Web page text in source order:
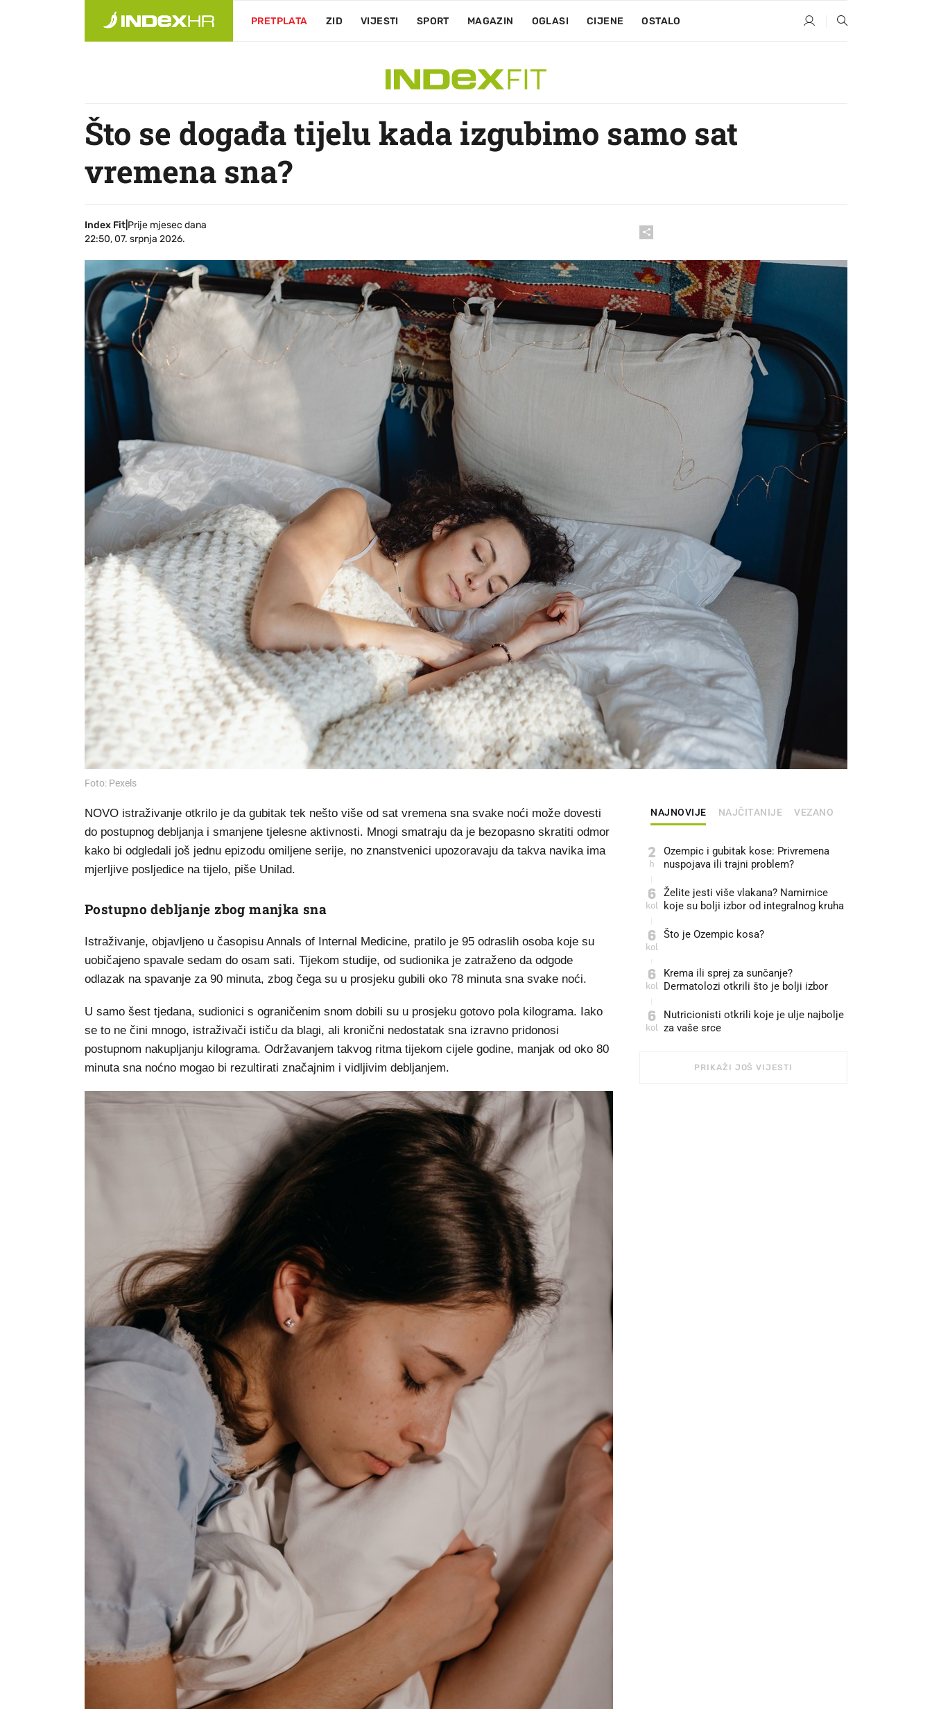
PRETPLATA ZID VIJESTI SPORT MAGAZIN OGLASI CIJENE OSTALO
Što se događa tijelu kada izgubimo samo sat
vremena sna?
Index Fit
Prije mjesec dana
22:50, 07. srpnja 2026.
Foto: Pexels
NOVO istraživanje otkrilo je da gubitak tek nešto više od sat vremena sna svake noći može dovesti
do postupnog debljanja i smanjene tjelesne aktivnosti. Mnogi smatraju da je bezopasno skratiti odmor
kako bi odgledali još jednu epizodu omiljene serije, no znanstvenici upozoravaju da takva navika ima
mjerljive posljedice na tijelo, piše Unilad.
Postupno debljanje zbog manjka sna
Istraživanje, objavljeno u časopisu Annals of Internal Medicine, pratilo je 95 odraslih osoba koje su
uobičajeno spavale sedam do osam sati. Tijekom studije, od sudionika je zatraženo da odgode
odlazak na spavanje za 90 minuta, zbog čega su u prosjeku gubili oko 78 minuta sna svake noći.
U samo šest tjedana, sudionici s ograničenim snom dobili su u prosjeku gotovo pola kilograma. Iako
se to ne čini mnogo, istraživači ističu da blagi, ali kronični nedostatak sna izravno pridonosi
postupnom nakupljanju kilograma. Održavanjem takvog ritma tijekom cijele godine, manjak od oko 80
minuta sna noćno mogao bi rezultirati značajnim i vidljivim debljanjem.
NAJNOVIJE NAJČITANIJE VEZANO
2
h
Ozempic i gubitak kose: Privremena
nuspojava ili trajni problem?
6
kol
Želite jesti više vlakana? Namirnice
koje su bolji izbor od integralnog kruha
6
kol
Što je Ozempic kosa?
6
kol
Krema ili sprej za sunčanje?
Dermatolozi otkrili što je bolji izbor
6
kol
Nutricionisti otkrili koje je ulje najbolje
za vaše srce
PRIKAŽI JOŠ VIJESTI